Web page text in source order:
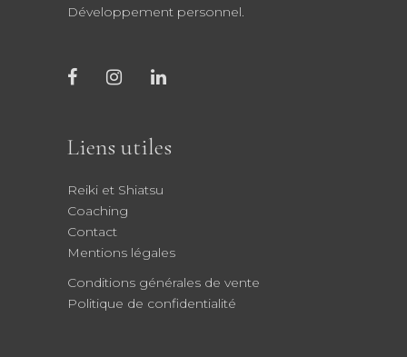
Développement personnel.
Liens utiles
Reiki et Shiatsu
Coaching
Contact
Mentions légales
Conditions générales de vente
Politique de confidentialité